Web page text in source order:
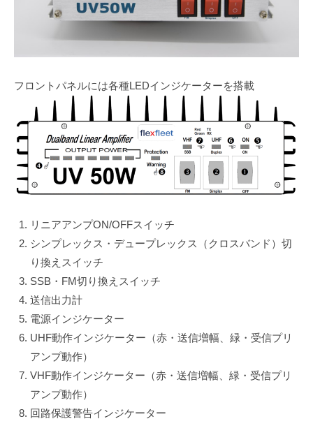
フロントパネルには各種LEDインジケーターを搭載
リニアアンプON/OFFスイッチ
シンプレックス・デュープレックス（クロスバンド）切
り換えスイッチ
SSB・FM切り換えスイッチ
送信出力計
電源インジケーター
UHF動作インジケーター（赤・送信増幅、緑・受信プリ
アンプ動作）
VHF動作インジケーター（赤・送信増幅、緑・受信プリ
アンプ動作）
回路保護警告インジケーター